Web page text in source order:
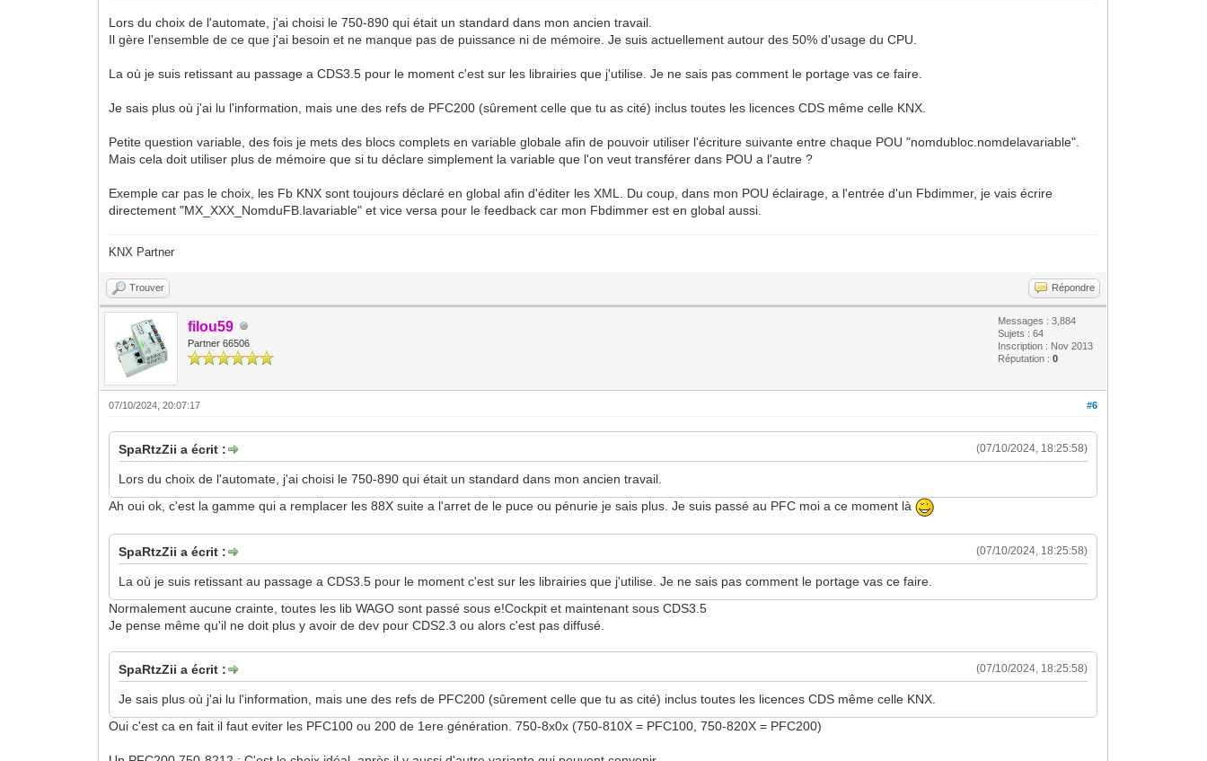
Lors du choix de l'automate, j'ai choisi le 750-890 qui était un standard dans mon ancien travail.
Il gère l'ensemble de ce que j'ai besoin et ne manque pas de puissance ni de mémoire. Je suis actuellement autour des 50% d'usage du CPU.
La où je suis retissant au passage a CDS3.5 pour le moment c'est sur les librairies que j'utilise. Je ne sais pas comment le portage vas ce faire.
Je sais plus où j'ai lu l'information, mais une des refs de PFC200 (sûrement celle que tu as cité) inclus toutes les licences CDS même celle KNX.
Petite question variable, des fois je mets des blocs complets en variable globale afin de pouvoir utiliser l'écriture suivante entre chaque POU "nomdubloc.nomdelavariable".
Mais cela doit utiliser plus de mémoire que si tu déclare simplement la variable que l'on veut transférer dans POU a l'autre ?
Exemple car pas le choix, les Fb KNX sont toujours déclaré en global afin d'éditer les XML. Du coup, dans mon POU éclairage, a l'entrée d'un Fbdimmer, je vais écrire
directement "MX_XXX_NomduFB.lavariable" et vice versa pour le feedback car mon Fbdimmer est en global aussi.
KNX Partner
Trouver Répondre
filou59
Partner 66506
Messages : 3,884
Sujets : 64
Inscription : Nov 2013
Réputation :0
#6
07/10/2024, 20:07:17
(07/10/2024, 18:25:58)
SpaRtzZii a écrit :
Lors du choix de l'automate, j'ai choisi le 750-890 qui était un standard dans mon ancien travail.
Ah oui ok, c'est la gamme qui a remplacer les 88X suite a l'arret de le puce ou pénurie je sais plus. Je suis passé au PFC moi a ce moment là
(07/10/2024, 18:25:58)
SpaRtzZii a écrit :
La où je suis retissant au passage a CDS3.5 pour le moment c'est sur les librairies que j'utilise. Je ne sais pas comment le portage vas ce faire.
Normalement aucune crainte, toutes les lib WAGO sont passé sous e!Cockpit et maintenant sous CDS3.5
Je pense même qu'il ne doit plus y avoir de dev pour CDS2.3 ou alors c'est pas diffusé.
(07/10/2024, 18:25:58)
SpaRtzZii a écrit :
Je sais plus où j'ai lu l'information, mais une des refs de PFC200 (sûrement celle que tu as cité) inclus toutes les licences CDS même celle KNX.
Oui c'est ca en fait il faut eviter les PFC100 ou 200 de 1ere génération. 750-8x0x (750-810X = PFC100, 750-820X = PFC200)